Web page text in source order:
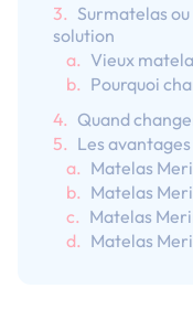
Surmatelas
solution
Vieux
Pourquoi
Quand
Les
Matelas
Matelas
Matelas
Matelas